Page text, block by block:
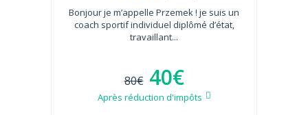
Bonjour je m’appelle Przemek ! je suis un
coach sportif individuel diplômé d’état,
travaillant...
80€ 40€
Après réduction d'impôts